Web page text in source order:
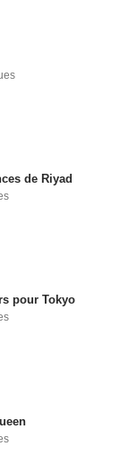
de Riyad
pour Tokyo